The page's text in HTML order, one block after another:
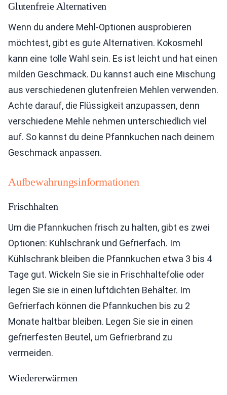
Glutenfreie Alternativen
Wenn du andere Mehl-Optionen ausprobieren
möchtest, gibt es gute Alternativen. Kokosmehl
kann eine tolle Wahl sein. Es ist leicht und hat einen
milden Geschmack. Du kannst auch eine Mischung
aus verschiedenen glutenfreien Mehlen verwenden.
Achte darauf, die Flüssigkeit anzupassen, denn
verschiedene Mehle nehmen unterschiedlich viel
auf. So kannst du deine Pfannkuchen nach deinem
Geschmack anpassen.
Aufbewahrungsinformationen
Frischhalten
Um die Pfannkuchen frisch zu halten, gibt es zwei
Optionen: Kühlschrank und Gefrierfach. Im
Kühlschrank bleiben die Pfannkuchen etwa 3 bis 4
Tage gut. Wickeln Sie sie in Frischhaltefolie oder
legen Sie sie in einen luftdichten Behälter. Im
Gefrierfach können die Pfannkuchen bis zu 2
Monate haltbar bleiben. Legen Sie sie in einen
gefrierfesten Beutel, um Gefrierbrand zu
vermeiden.
Wiedererwärmen